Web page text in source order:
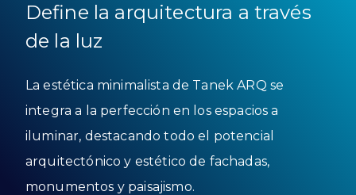
Define la arquitectura a través
de la luz
La estética minimalista de Tanek ARQ se
integra a la perfección en los espacios a
iluminar, destacando todo el potencial
arquitectónico y estético de fachadas,
monumentos y paisajismo.